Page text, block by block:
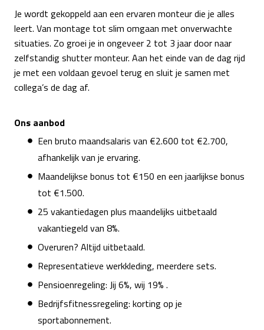
Je wordt gekoppeld aan een ervaren monteur die je alles
leert. Van montage tot slim omgaan met onverwachte
situaties. Zo groei je in ongeveer 2 tot 3 jaar door naar
zelfstandig shutter monteur. Aan het einde van de dag rijd
je met een voldaan gevoel terug en sluit je samen met
collega’s de dag af.
Ons aanbod
Een bruto maandsalaris van €2.600 tot €2.700,
afhankelijk van je ervaring.
Maandelijkse bonus tot €150 en een jaarlijkse bonus
tot €1.500.
25 vakantiedagen plus maandelijks uitbetaald
vakantiegeld van 8%.
Overuren? Altijd uitbetaald.
Representatieve werkkleding, meerdere sets.
Pensioenregeling: Jij 6%, wij 19% .
Bedrijfsfitnessregeling: korting op je
sportabonnement.